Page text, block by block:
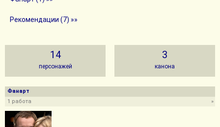
Рекомендации (7) »»
14
персонажей
3
канона
Фанарт
»
1 работа